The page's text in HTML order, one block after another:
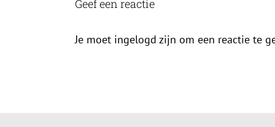
Geef een reactie
Je moet ingelogd zijn om een reactie te